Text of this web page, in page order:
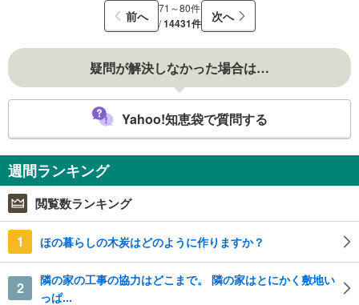
前へ
71～80件
/14431件 次へ
疑問が解決しなかった場合は…
Yahoo!知恵袋で質問する
週間ランキング
閲覧数ランキング
1 ほの暮らしの木炭はどのように作りますか？
2
隣の家の工事の協力はどこまで。 隣の家はとにかく敷地い
っぱ...